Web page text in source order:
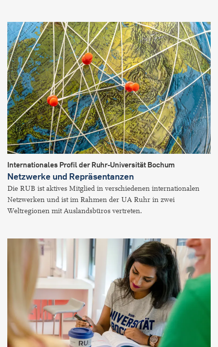
Internationales Profil der Ruhr-Universität Bochum
Netzwerke und Repräsentanzen
Die RUB ist aktives Mitglied in verschiedenen internationalen
Netzwerken und ist im Rahmen der UA Ruhr in zwei
Weltregionen mit Auslandsbüros vertreten.